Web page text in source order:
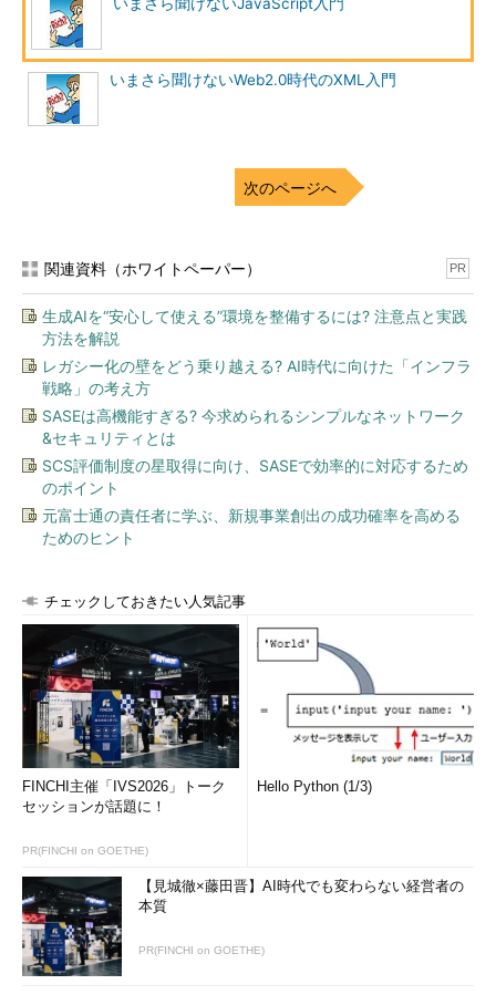
いまさら聞けないWeb2.0時代のXML入門
次のページへ
関連資料（ホワイトペーパー） PR
生成AIを“安心して使える”環境を整備するには? 注意点と実践
方法を解説
レガシー化の壁をどう乗り越える? AI時代に向けた「インフラ
戦略」の考え方
SASEは高機能すぎる? 今求められるシンプルなネットワーク
&セキュリティとは
SCS評価制度の星取得に向け、SASEで効率的に対応するため
のポイント
元富士通の責任者に学ぶ、新規事業創出の成功確率を高める
ためのヒント
チェックしておきたい人気記事
FINCHI主催「IVS2026」トーク
セッションが話題に！
PR(FINCHI on GOETHE)
Hello Python (1/3)
【見城徹×藤田晋】AI時代でも変わらない経営者の
本質
PR(FINCHI on GOETHE)